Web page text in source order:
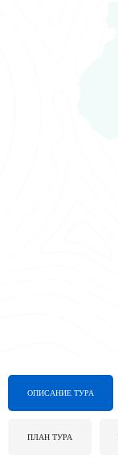
ОПИСАНИЕ ТУРА
ПЛАН ТУРА